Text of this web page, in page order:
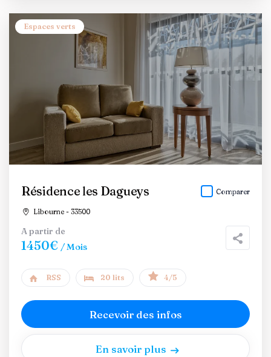
Espaces verts
Résidence les Dagueys
Libourne - 33500
Comparer
A partir de
1450€ / Mois
RSS 20 lits 4/5
Recevoir des infos
En savoir plus